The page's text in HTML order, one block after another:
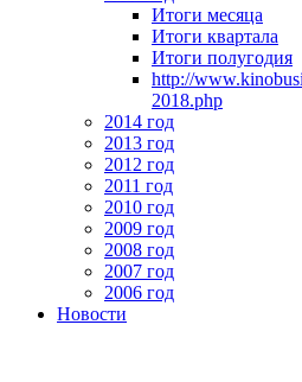
Итоги месяца
Итоги квартала
Итоги полугодия
http://
2018.php
2014 год
2013 год
2012 год
2011 год
2010 год
2009 год
2008 год
2007 год
2006 год
Новости